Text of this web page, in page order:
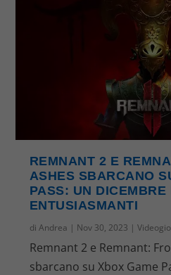
REMNANT 2 E
ASHES SBARCANO
PASS: UN DICEMBRE
ENTUSIASMANTI
di Andrea | Nov 30, 2023 |
Remnant 2 e Remnant:
sbarcano su Xbox Game